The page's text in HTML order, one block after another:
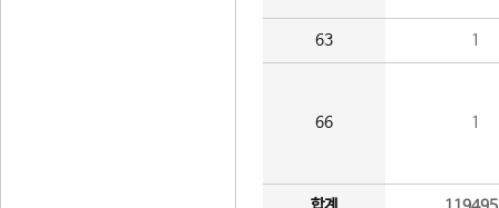
63 1
66 1